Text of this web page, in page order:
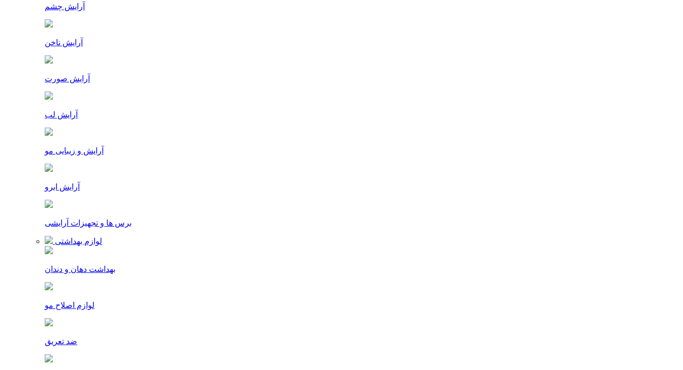
آرایش چشم
آرایش ناخن
آرایش صورت
آرایش لب
آرایش و زیبایی مو
آرایش ابرو
برس ها و تجهیزات آرایشی
لوازم بهداشتی
بهداشت دهان و دندان
لوازم اصلاح مو
ضد تعریق